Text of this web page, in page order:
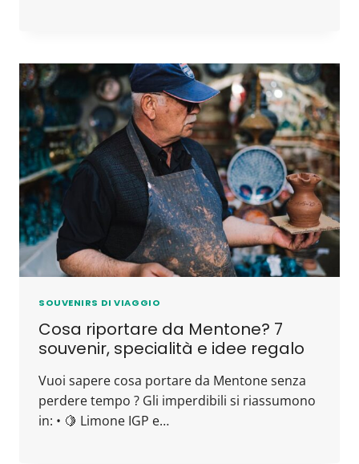
SOUVENIRS DI VIAGGIO
Cosa riportare da Mentone? 7
souvenir, specialità e idee regalo
Vuoi sapere cosa portare da Mentone senza
perdere tempo ? Gli imperdibili si riassumono
in: • 🍋 Limone IGP e…